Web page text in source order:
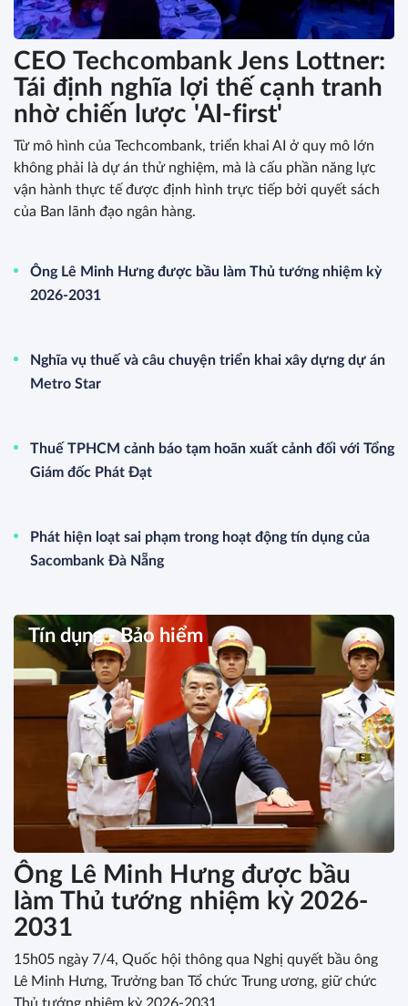
CEO Techcombank Jens Lottner:
Tái định nghĩa lợi thế cạnh tranh
nhờ chiến lược 'AI-first'
Từ mô hình của Techcombank, triển khai AI ở quy mô lớn
không phải là dự án thử nghiệm, mà là cấu phần năng lực
vận hành thực tế được định hình trực tiếp bởi quyết sách
của Ban lãnh đạo ngân hàng.
Ông Lê Minh Hưng được bầu làm Thủ tướng nhiệm kỳ
2026-2031
Nghĩa vụ thuế và câu chuyện triển khai xây dựng dự án
Metro Star
Thuế TPHCM cảnh báo tạm hoãn xuất cảnh đối với Tổng
Giám đốc Phát Đạt
Phát hiện loạt sai phạm trong hoạt động tín dụng của
Sacombank Đà Nẵng
Tín dụng - Bảo hiểm
Ông Lê Minh Hưng được bầu
làm Thủ tướng nhiệm kỳ 2026-
2031
15h05 ngày 7/4, Quốc hội thông qua Nghị quyết bầu ông
Lê Minh Hưng, Trưởng ban Tổ chức Trung ương, giữ chức
Thủ tướng nhiệm kỳ 2026-2031.